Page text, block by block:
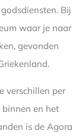
Bij
waar je naar
gevonden
verschillen per
en het
is de Agora